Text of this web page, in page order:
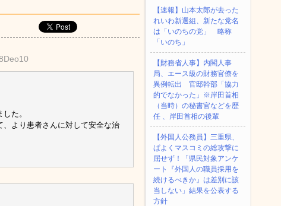
た。
より患者さんに対して安全な治
【速報】山本太郎が去った
れいわ新選組、新たな党名
は「いのちの党」 略称
「いのち」
【財務省人事】内閣人事
局、エース級の財務官僚を
異例転出 官邸幹部「協力
的でなかった」※岸田首相
（当時）の秘書官などを歴
任 、岸田首相の後輩
【外国人公務員】三重県、
ぱよくマスコミの総攻撃に
屈せず！「県民対象アンケ
ート『外国人の職員採用を
続けるべきか』は差別に該
当しない」結果を公表する
方針